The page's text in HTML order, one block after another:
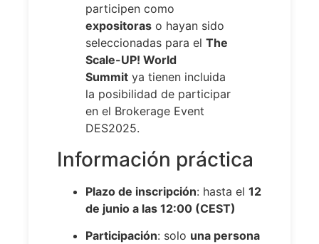
participen como
expositoras o hayan sido
seleccionadas para elThe
Scale-UP! World
Summit ya tienen incluida
la posibilidad de participar
en el Brokerage Event
DES2025.
Información práctica
Plazo de inscripción: hasta el12
de junio a las 12:00 (CEST)
Participación: solo una persona